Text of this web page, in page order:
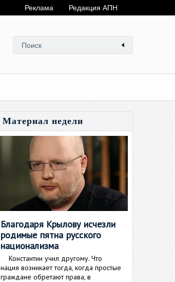
Реклама Редакция АПН
Материал недели
Благодаря Крылову исчезли
родимые пятна русского
национализма
Константин учил другому. Что
нация возникает тогда, когда простые
граждане обретают права, в